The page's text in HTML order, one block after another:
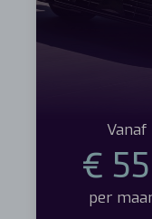
Vanaf
€
per